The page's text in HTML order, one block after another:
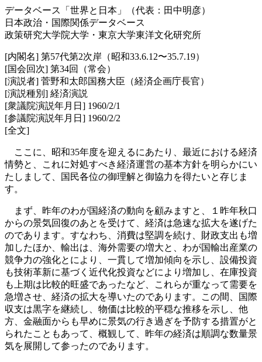
データベース「世界と日本」（代表：田中明彦）
日本政治・国際関係データベース
政策研究大学院大学・東京大学東洋文化研究所
[内閣名] 第57代第2次岸（昭和33.6.12〜35.7.19）
[国会回次] 第34回（常会）
[演説者] 菅野和太郎国務大臣（経済企画庁長官）
[演説種別] 経済演説
[衆議院演説年月日] 1960/2/1
[参議院演説年月日] 1960/2/2
[全文]
ここに、昭和35年度を迎えるにあたり、最近における経済
情勢と、これに対処すべき経済運営の基本方針を明らかにい
たしまして、国民各位の御理解と御協力を得たいと存じま
す。
まず、昨年のわが国経済の動向を顧みますと、１昨年秋口
からの景気回復のあとを受けて、経済は急速な拡大を遂げた
のであります。すなわち、消費は堅調を続け、財政支出も増
加したほか、輸出は、海外需要の増大と、わが国輸出産業の
競争力の強化とにより、一貫して増加傾向を示し、設備投資
も技術革新に基づく近代化投資などにより増加し、在庫投資
も上期は比較的旺盛であったなど、これらが重なって需要を
急増させ、経済の拡大を導いたのであります。この間、国際
収支は黒字を継続し、物価は比較的平穏な推移を示し、他
方、金融面からも早めに景気の行き過ぎを予防する措置がと
られたこともあって、概観して、昨年の経済は順調な数量景
気を展開して参ったのであります。